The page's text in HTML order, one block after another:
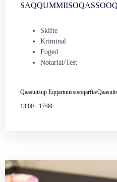
Skifte
Kriminal
Foged
Notarial/Test
Qaasuitsup Eqqartuussisoqarfia/
13:00 - 17:00